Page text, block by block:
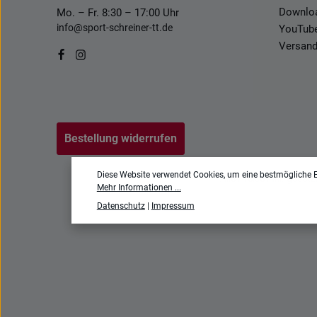
Mo. – Fr. 8:30 – 17:00 Uhr
info@sport-schreiner-tt.de
Bestellung widerrufen
Alle Preise inkl.
Diese Website verwendet Cookies, um eine bestmögliche
Mehr Informationen ...
Datenschutz| Impressum